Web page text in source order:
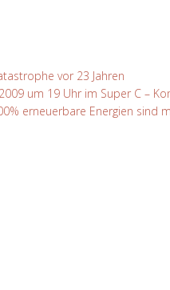
vor 23 Jahren
um 19 Uhr im Super C –
erneuerbare Energien sind